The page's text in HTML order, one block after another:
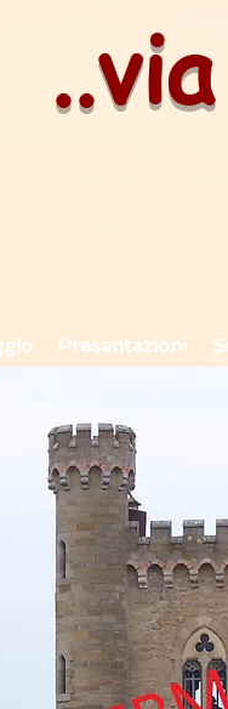
Presentazioni